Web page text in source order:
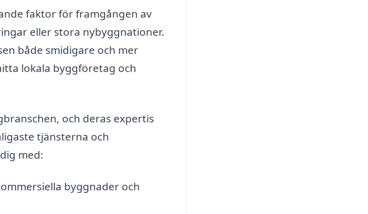
faktor för framgången av
eller stora nybyggnationer.
både smidigare och mer
lokala byggföretag och
och deras expertis
tjänsterna och
med:
byggnader och